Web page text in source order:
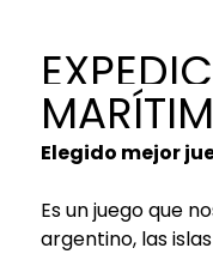
Elegido mejor
Es un juego que
argentino, las